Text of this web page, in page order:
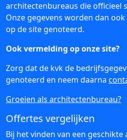
architectenbureaus die officieel
Onze gegevens worden dan
op de site genoteerd.
Ook vermelding op onze site?
Zorg dat de kvk de
genoteerd en neem daarna
Groeien als architectenbureau?
Offertes vergelijken
Bij het vinden van een